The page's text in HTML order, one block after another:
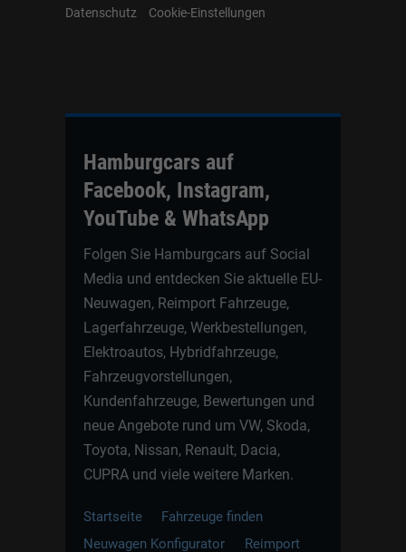
Datenschutz
Cookie-Einstellungen
Hamburgcars auf
Facebook, Instagram,
YouTube & WhatsApp
Folgen Sie Hamburgcars auf Social
Media und entdecken Sie aktuelle EU-
Neuwagen, Reimport Fahrzeuge,
Lagerfahrzeuge, Werkbestellungen,
Elektroautos, Hybridfahrzeuge,
Fahrzeugvorstellungen,
Kundenfahrzeuge, Bewertungen und
neue Angebote rund um VW, Skoda,
Toyota, Nissan, Renault, Dacia,
CUPRA und viele weitere Marken.
Startseite
Fahrzeuge finden
Neuwagen Konfigurator
Reimport